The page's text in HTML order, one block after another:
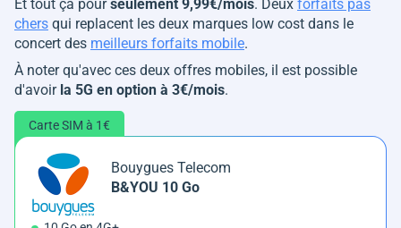
Et tout ça pourseulement 9,99€/mois. Deux forfaits pas
chers qui replacent les deux marques low cost dans le
concert des meilleurs forfaits mobile.
À noter qu'avec ces deux offres mobiles, il est possible
d'avoir la 5G en option à 3€/mois.
Carte SIM à 1€
Bouygues Telecom
B&YOU 10 Go